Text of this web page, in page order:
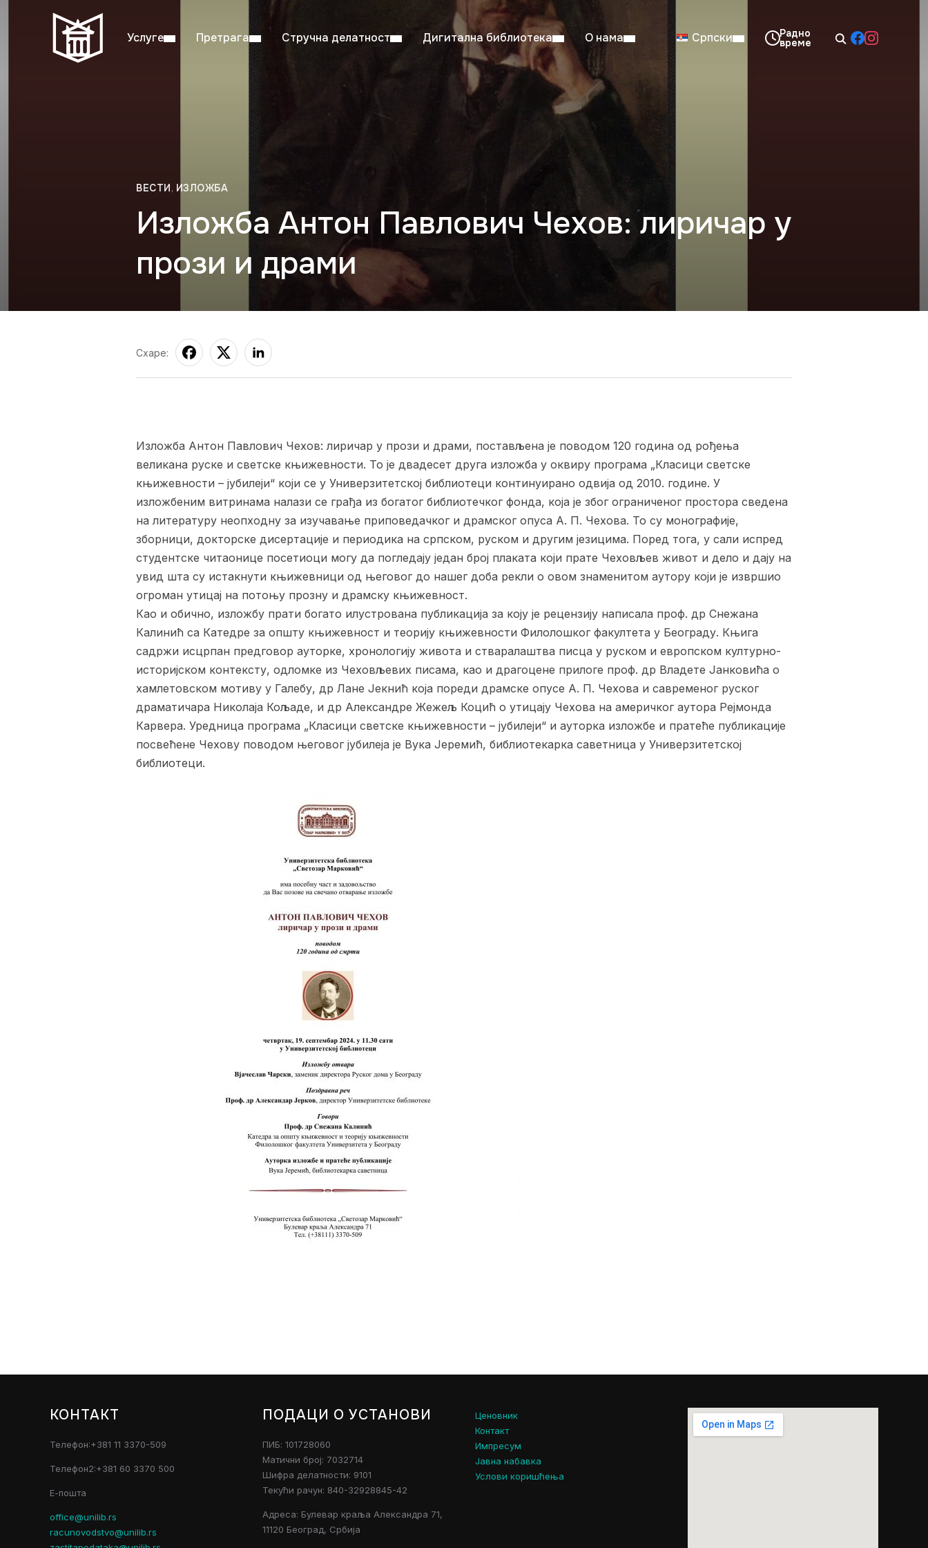
Услуге Претрага Стручна делатност Дигитална библиотека О нама Српски
ВЕСТИ, ИЗЛОЖБА
Изложба Антон Павлович Чехов: лиричар у
прози и драми
Схаре:
Изложба Антон Павлович Чехов: лиричар у прози и драми, постављена је поводом 120 година од рођења
великана руске и светске књижевности. То је двадесет друга изложба у оквиру програма „Класици светске
књижевности – јубилеји“ који се у Универзитетској библиотеци континуирано одвија од 2010. године. У
изложбеним витринама налази се грађа из богатог библиотечког фонда, која је због ограниченог простора сведена
на литературу неопходну за изучавање приповедачког и драмског опуса А. П. Чехова. То су монографије,
зборници, докторске дисертације и периодика на српском, руском и другим језицима. Поред тога, у сали испред
студентске читаонице посетиоци могу да погледају један број плаката који прате Чеховљев живот и дело и дају на
увид шта су истакнути књижевници од његовог до нашег доба рекли о овом знаменитом аутору који је извршио
огроман утицај на потоњу прозну и драмску књижевност.
Као и обично, изложбу прати богато илустрована публикација за коју је рецензију написала проф. др Снежана
Калинић са Катедре за општу књижевност и теорију књижевности Филолошког факултета у Београду. Књига
садржи исцрпан предговор ауторке, хронологију живота и стваралаштва писца у руском и европском културно-
историјском контексту, одломке из Чеховљевих писама, као и драгоцене прилоге проф. др Владете Јанковића о
хамлетовском мотиву у Галебу, др Лане Јекнић која пореди драмске опусе А. П. Чехова и савременог руског
драматичара Николаја Кољаде, и др Александре Жежељ Коцић о утицају Чехова на америчког аутора Рејмонда
Карвера. Уредница програма „Класици светске књижевности – јубилеји“ и ауторка изложбе и пратеће публикације
посвећене Чехову поводом његовог јубилеја је Вука Јеремић, библиотекарка саветница у Универзитетској
библиотеци.
КОНТАКТ
Телефон:+381 11 3370-509
Телефон2:+381 60 3370 500
Е-пошта
office@unilib.rs
racunovodstvo@unilib.rs
ПОДАЦИ О УСТАНОВИ
ПИБ: 101728060
Матични број: 7032714
Шифра делатности: 9101
Текући рачун: 840-32928845-42
Адреса: Булевар краља Александра 71,
11120 Београд, Србија
Ценовник
Контакт
Импресум
Јавна набавка
Услови коришћења
Суб: 08:00–14:00
Радно време од 06. јула до 29. августа